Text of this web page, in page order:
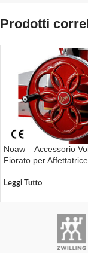
Prodotti
Noaw – Accessorio
Fiorato per
Leggi Tutto